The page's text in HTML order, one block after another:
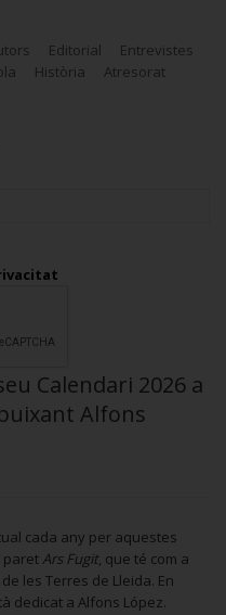
Editorial
Entrevistes
Història
Atresorat
Calendari 2026 a
Alfons
cada any per aquestes
paretArs Fugit, que té com a
les Terres de Lleida. En
dedicat a Alfons López.